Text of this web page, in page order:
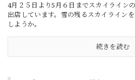
4月２５日より5月６日までスカイライン
出店しています。雪の残るスカイライン
しようか。
続きを読む